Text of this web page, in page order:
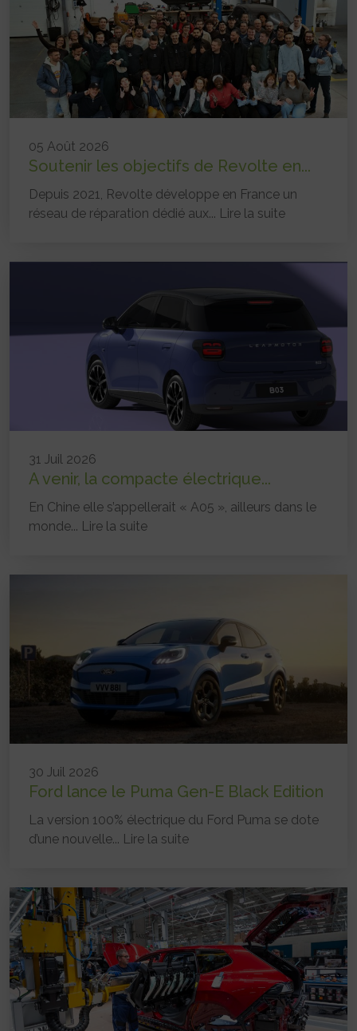
05 Août 2026
Soutenir les objectifs de Revolte en...
Depuis 2021, Revolte développe en France un
réseau de réparation dédié aux... Lire la suite
31 Juil 2026
A venir, la compacte électrique...
En Chine elle s’appellerait « A05 », ailleurs dans le
monde... Lire la suite
30 Juil 2026
Ford lance le Puma Gen-E Black Edition
La version 100% électrique du Ford Puma se dote
d’une nouvelle... Lire la suite